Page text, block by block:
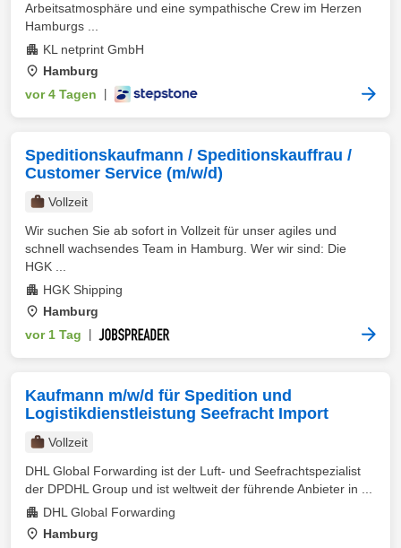
Arbeitsatmosphäre und eine sympathische Crew im Herzen
Hamburgs ...
KL netprint GmbH
Hamburg
vor 4 Tagen
Speditionskaufmann / Speditionskauffrau /
Customer Service (m/w/d)
Vollzeit
Wir suchen Sie ab sofort in Vollzeit für unser agiles und
schnell wachsendes Team in Hamburg. Wer wir sind: Die
HGK ...
HGK Shipping
Hamburg
vor 1 Tag
Kaufmann m/w/d für Spedition und
Logistikdienstleistung Seefracht Import
Vollzeit
DHL Global Forwarding ist der Luft- und Seefrachtspezialist
der DPDHL Group und ist weltweit der führende Anbieter in ...
DHL Global Forwarding
Hamburg